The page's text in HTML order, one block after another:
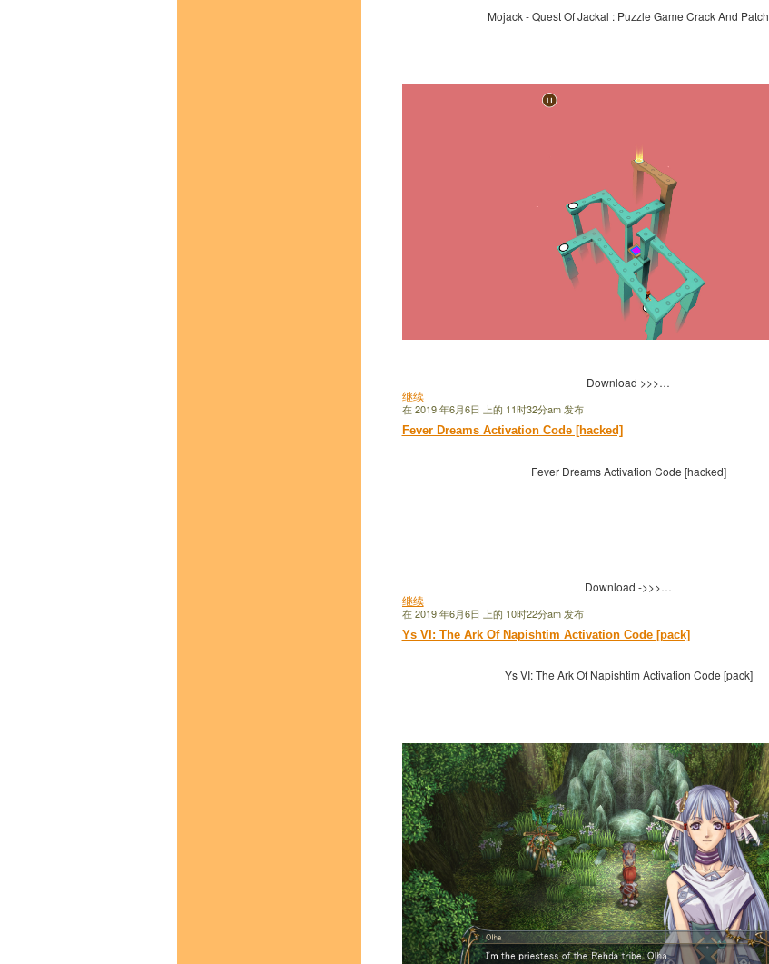
Mojack - Quest Of Jackal : Puzzle Game Crack And Patch
Download >>>…
继续
在 2019 年6月6日 上的 11时32分am 发布
Fever Dreams Activation Code [hacked]
Fever Dreams Activation Code [hacked]
Download ->>>…
继续
在 2019 年6月6日 上的 10时22分am 发布
Ys VI: The Ark Of Napishtim Activation Code [pack]
Ys VI: The Ark Of Napishtim Activation Code [pack]